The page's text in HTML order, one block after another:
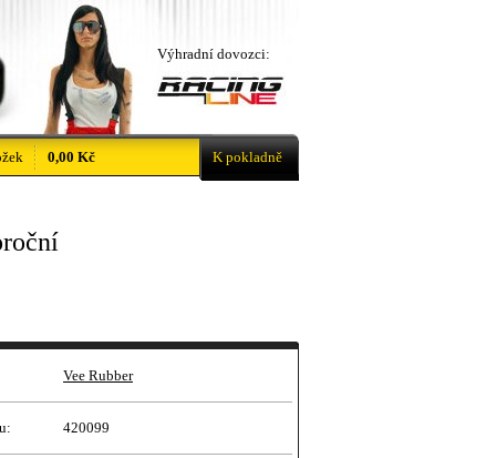
Vee Rubber
420099
Výhradní dovozci:
0,00 Kč K pokladně